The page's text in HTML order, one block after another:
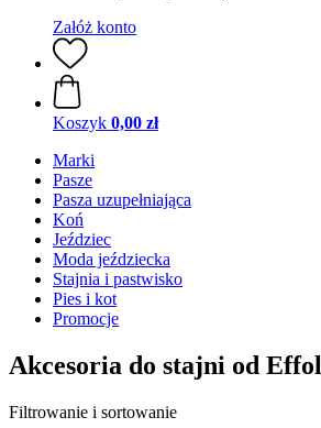
Załóż konto
Koszyk 0,00 zł
Marki
Pasze
Pasza uzupełniająca
Koń
Jeździec
Moda jeździecka
Stajnia i pastwisko
Pies i kot
Promocje
Akcesoria do stajni od Effol
Filtrowanie i sortowanie